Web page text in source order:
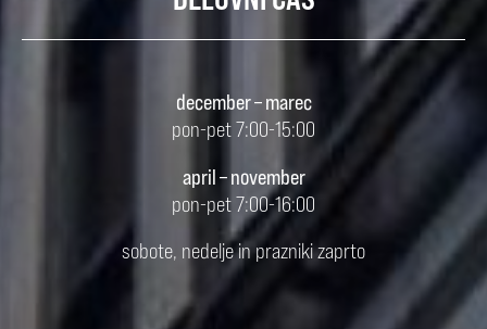
december – marec
pon-pet 7:00-15:00
april – november
pon-pet 7:00-16:00
sobote, nedelje in prazniki zaprto